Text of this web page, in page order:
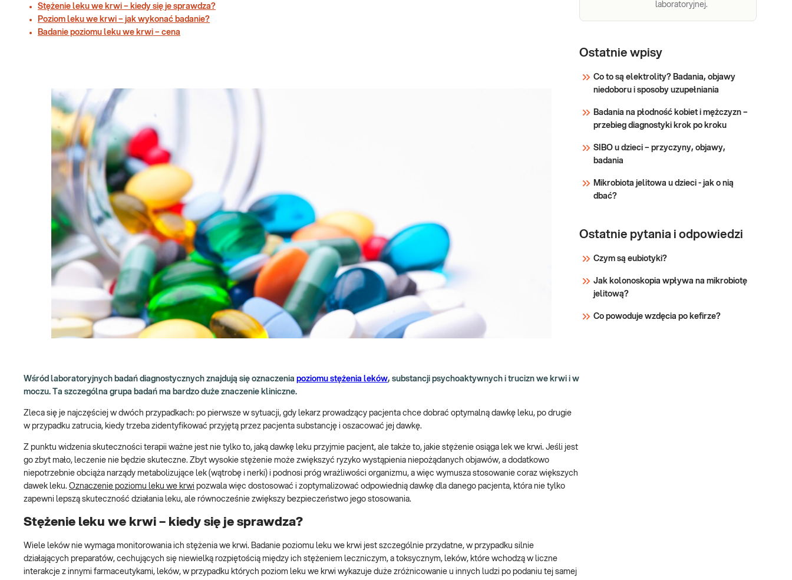
Stężenie leku we krwi – kiedy się je sprawdza?
Poziom leku we krwi – jak wykonać badanie?
Badanie poziomu leku we krwi – cena
Wśród laboratoryjnych badań diagnostycznych znajdują się oznaczenia poziomu stężenia leków, substancji psychoaktywnych i trucizn we krwi i w
moczu. Ta szczególna grupa badań ma bardzo duże znaczenie kliniczne.
Zleca się je najczęściej w dwóch przypadkach: po pierwsze w sytuacji, gdy lekarz prowadzący pacjenta chce dobrać optymalną dawkę leku, po drugie
w przypadku zatrucia, kiedy trzeba zidentyfikować przyjętą przez pacjenta substancję i oszacować jej dawkę.
Z punktu widzenia skuteczności terapii ważne jest nie tylko to, jaką dawkę leku przyjmie pacjent, ale także to, jakie stężenie osiąga lek we krwi. Jeśli jest
go zbyt mało, leczenie nie będzie skuteczne. Zbyt wysokie stężenie może zwiększyć ryzyko wystąpienia niepożądanych objawów, a dodatkowo
niepotrzebnie obciąża narządy metabolizujące lek (wątrobę i nerki) i podnosi próg wrażliwości organizmu, a więc wymusza stosowanie coraz większych
dawek leku. Oznaczenie poziomu leku we krwi pozwala więc dostosować i zoptymalizować odpowiednią dawkę dla danego pacjenta, która nie tylko
zapewni lepszą skuteczność działania leku, ale równocześnie zwiększy bezpieczeństwo jego stosowania.
Stężenie leku we krwi – kiedy się je sprawdza?
Wiele leków nie wymaga monitorowania ich stężenia we krwi. Badanie poziomu leku we krwi jest szczególnie przydatne, w przypadku silnie
działających preparatów, cechujących się niewielką rozpiętością między ich stężeniem leczniczym, a toksycznym, leków, które wchodzą w liczne
interakcje z innymi farmaceutykami, leków, w przypadku których poziom leku we krwi wykazuje duże zróżnicowanie u innych ludzi po podaniu tej samej
laboratoryjnej.
Ostatnie wpisy
Co to są elektrolity? Badania, objawy
niedoboru i sposoby uzupełniania
Badania na płodność kobiet i mężczyzn –
przebieg diagnostyki krok po kroku
SIBO u dzieci – przyczyny, objawy,
badania
Mikrobiota jelitowa u dzieci - jak o nią
dbać?
Ostatnie pytania i odpowiedzi
Czym są eubiotyki?
Jak kolonoskopia wpływa na mikrobiotę
jelitową?
Co powoduje wzdęcia po kefirze?